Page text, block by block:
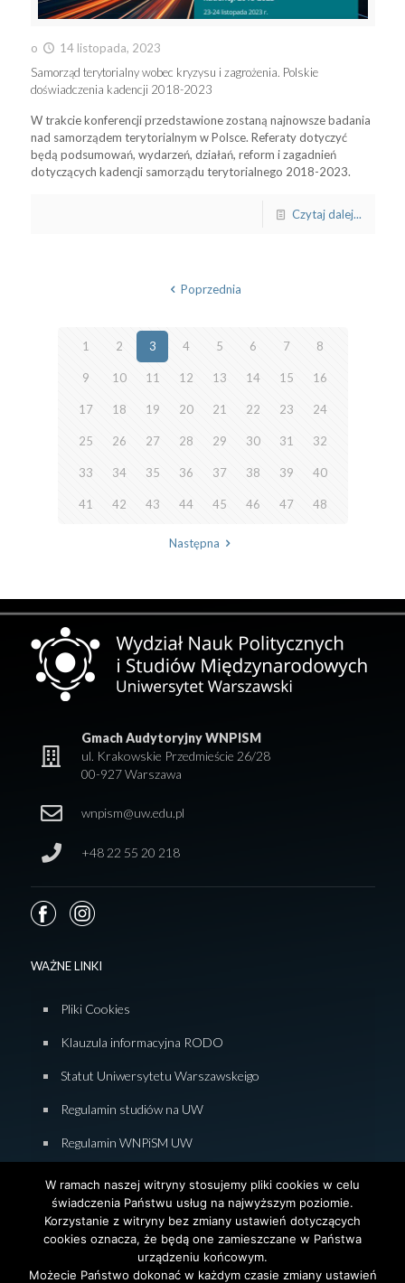
o
14 listopada, 2023
Samorząd terytorialny wobec kryzysu i zagrożenia. Polskie
doświadczenia kadencji 2018-2023
W trakcie konferencji przedstawione zostaną najnowsze badania
nad samorządem terytorialnym w Polsce. Referaty dotyczyć
będą podsumowań, wydarzeń, działań, reform i zagadnień
dotyczących kadencji samorządu terytorialnego 2018-2023.
Czytaj dalej...
Poprzednia
1 2 3 4 5 6 7 8
9 10 11 12 13 14 15 16
17 18 19 20 21 22 23 24
25 26 27 28 29 30 31 32
33 34 35 36 37 38 39 40
41 42 43 44 45 46 47 48
Następna
Gmach Audytoryjny WNPISM
ul. Krakowskie Przedmieście 26/28
00-927 Warszawa
wnpism@uw.edu.pl
+48 22 55 20 218
WAŻNE LINKI
Pliki Cookies
Klauzula informacyjna RODO
Statut Uniwersytetu Warszawskeigo
Regulamin studiów na UW
Regulamin WNPiSM UW
Deklaracja dostępności WNPiSM
W ramach naszej witryny stosujemy pliki cookies w celu
świadczenia Państwu usług na najwyższym poziomie.
Korzystanie z witryny bez zmiany ustawień dotyczących
cookies oznacza, że będą one zamieszczane w Państwa
urządzeniu końcowym.
Możecie Państwo dokonać w każdym czasie zmiany ustawień